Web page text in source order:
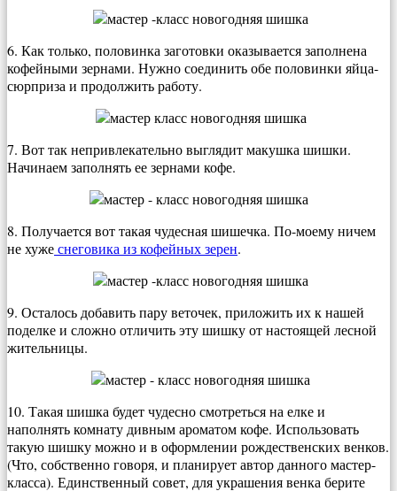
6. Как только, половинка заготовки оказывается заполнена
кофейными зернами. Нужно соединить обе половинки яйца-
сюрприза и продолжить работу.
7. Вот так непривлекательно выглядит макушка шишки.
Начинаем заполнять ее зернами кофе.
8. Получается вот такая чудесная шишечка. По-моему ничем
не хужеснеговика из кофейных зерен.
9. Осталось добавить пару веточек, приложить их к нашей
поделке и сложно отличить эту шишку от настоящей лесной
жительницы.
10. Такая шишка будет чудесно смотреться на елке и
наполнять комнату дивным ароматом кофе. Использовать
такую шишку можно и в оформлении рождественских венков.
(Что, собственно говоря, и планирует автор данного мастер-
класса). Единственный совет, для украшения венка берите